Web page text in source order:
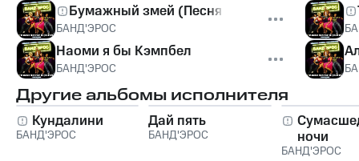
Бумажный змей (Песня про деньги)
БАНД'ЭРОС
Наоми я бы Кэмпбел
БАНД'ЭРОС
Другие альбомы исполнителя
Кундалини
БАНД'ЭРОС
Дай пять
БАНД'ЭРОС
ночи
БАНД'ЭРОС